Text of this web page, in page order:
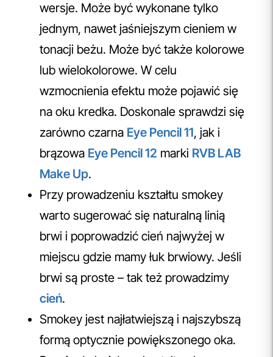
wersje. Może być wykonane tylko
jednym, nawet jaśniejszym cieniem w
tonacji beżu. Może być także kolorowe
lub wielokolorowe. W celu
wzmocnienia efektu może pojawić się
na oku kredka. Doskonale sprawdzi się
zarówno czarna Eye Pencil 11, jak i
brązowa Eye Pencil 12 marki RVB LAB
Make Up.
Przy prowadzeniu kształtu smokey
warto sugerować się naturalną linią
brwi i poprowadzić cień najwyżej w
miejscu gdzie mamy łuk brwiowy. Jeśli
brwi są proste – tak też prowadzimy
cień.
Smokey jest najłatwiejszą i najszybszą
formą optycznie powiększonego oka.